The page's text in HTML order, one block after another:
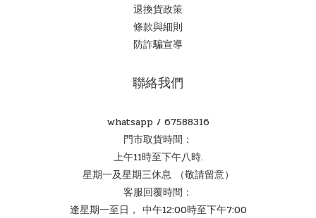
退換貨政策
條款與細則
防詐騙宣導
聯絡我們
whatsapp / 67588316
門市取貨時間：
上午11時至下午八時.
星期一及星期三休息 （敬請留意）
客服回覆時間：
逢星期一至日， 中午12:00時至下午7:00